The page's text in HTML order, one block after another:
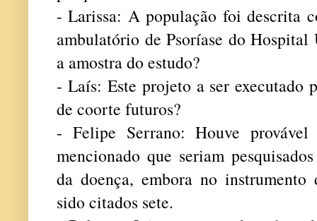
- Larissa: A população foi descrita
ambulatório de Psoríase do
a amostra do estudo?
- Laís: Este projeto a ser executado
de coorte futuros?
- Felipe Serrano: Houve
mencionado que seriam
da doença, embora no
sido citados sete.